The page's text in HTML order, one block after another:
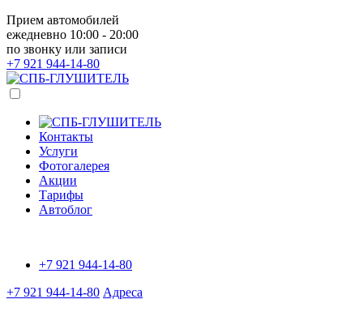
Прием автомобилей
ежедневно 10:00 - 20:00
по звонку или записи
+7 921 944-14-80
Контакты
Услуги
Фотогалерея
Акции
Тарифы
Автоблог
+7 921 944-14-80
+7 921 944-14-80 Адреса